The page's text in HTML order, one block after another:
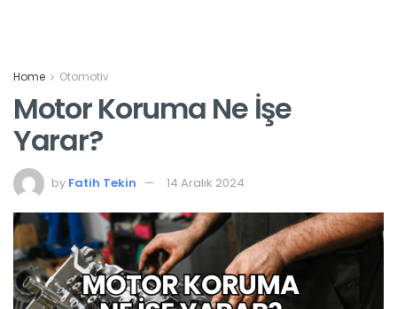
Home Otomotiv
Motor Koruma Ne İşe
Yarar?
by Fatih Tekin 14 Aralık 2024